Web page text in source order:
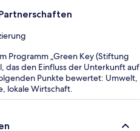
Programm „Green Key (Stiftung
das den Einfluss der Unterkunft auf
Punkte bewertet: Umwelt,
lokale Wirtschaft.